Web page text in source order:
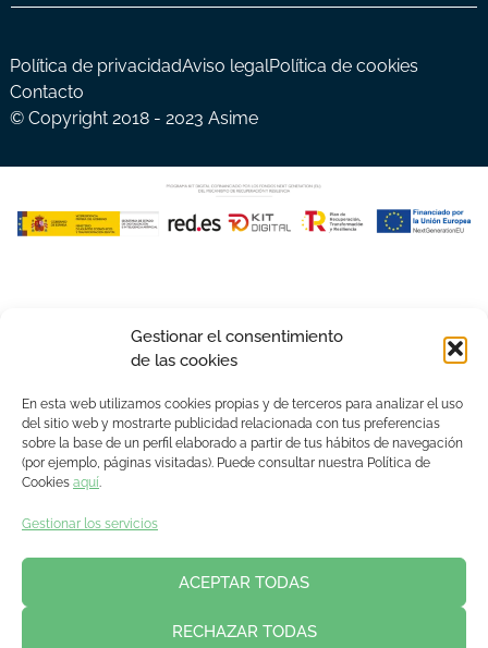
Gestionar el consentimiento
de las cookies
En esta web utilizamos cookies propias y de terceros para analizar el uso
del sitio web y mostrarte publicidad relacionada con tus preferencias
sobre la base de un perfil elaborado a partir de tus hábitos de navegación
(por ejemplo, páginas visitadas). Puede consultar nuestra Política de
Cookies aquí.
Gestionar los servicios
ACEPTAR TODAS
RECHAZAR TODAS
Política de privacidadAviso legalPolítica de cookies
Contacto
© Copyright 2018 - 2023 Asime